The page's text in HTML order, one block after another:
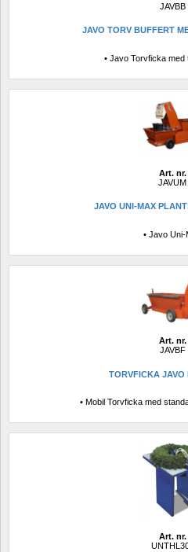
JAVBB
JAVO TORV BUFFERT
• Javo Torvficka med
Art. nr.
JAVUM
JAVO UNI-MAX
• Javo Uni-
Art. nr.
JAVBF
TORVFICKA JAVO
• Mobil Torvficka med
Art. nr.